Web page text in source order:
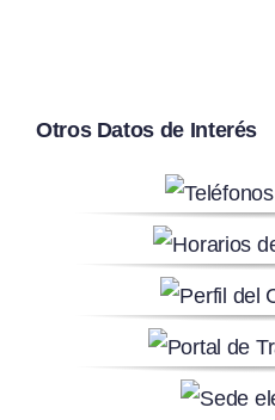
Otros Datos de Interés